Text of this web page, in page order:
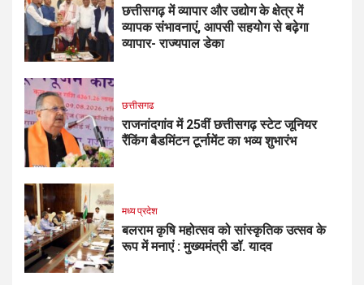
छत्तीसगढ़ में व्यापार और उद्योग के क्षेत्र में
व्यापक संभावनाएं, आपसी सहयोग से बढ़ेगा
व्यापार- राज्यपाल डेका
छत्तीसगढ
राजनांदगांव में 25वीं छत्तीसगढ़ स्टेट जूनियर
रैंकिंग बैडमिंटन टूर्नामेंट का भव्य शुभारंभ
मध्य प्रदेश
बलराम कृषि महोत्सव को सांस्कृतिक उत्सव के
रूप में मनाएं : मुख्यमंत्री डॉ. यादव